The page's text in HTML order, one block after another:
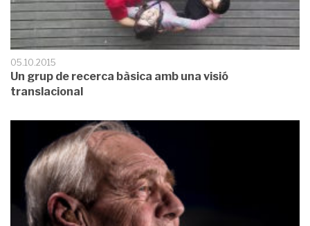
05.10.2015
Un grup de recerca bàsica amb una visió
translacional